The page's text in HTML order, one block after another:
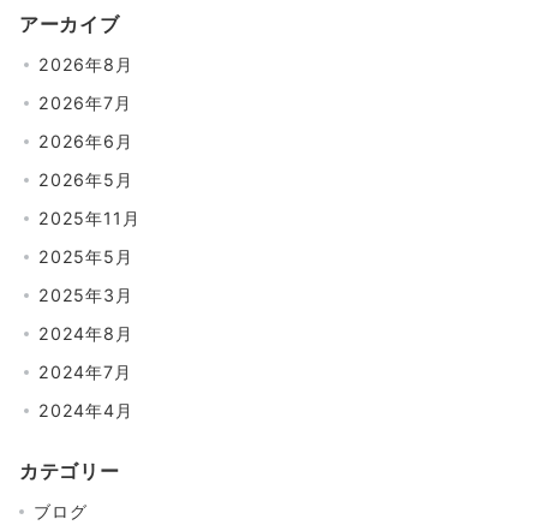
ペ
ー
ジ
アーカイブ
2026年8月
2026年7月
2026年6月
2026年5月
2025年11月
2025年5月
2025年3月
2024年8月
2024年7月
2024年4月
カテゴリー
ブログ